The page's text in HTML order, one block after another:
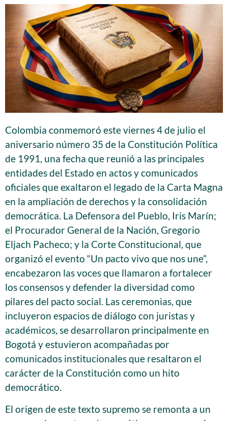
Colombia conmemoró este viernes 4 de julio el
aniversario número 35 de la Constitución Política
de 1991, una fecha que reunió a las principales
entidades del Estado en actos y comunicados
oficiales que exaltaron el legado de la Carta Magna
en la ampliación de derechos y la consolidación
democrática. La Defensora del Pueblo, Iris Marín;
el Procurador General de la Nación, Gregorio
Eljach Pacheco; y la Corte Constitucional, que
organizó el evento “Un pacto vivo que nos une”,
encabezaron las voces que llamaron a fortalecer
los consensos y defender la diversidad como
pilares del pacto social. Las ceremonias, que
incluyeron espacios de diálogo con juristas y
académicos, se desarrollaron principalmente en
Bogotá y estuvieron acompañadas por
comunicados institucionales que resaltaron el
carácter de la Constitución como un hito
democrático.
El origen de este texto supremo se remonta a un